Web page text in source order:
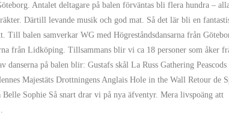
Antalet deltagare på balen förväntas bli flera hundra –
Därtill levande musik och god mat. Så det lär bli en
Till balen samverkar WG med Högreståndsdansarna från
från Lidköping. Tillsammans blir vi ca 18 personer som åker
danserna på balen blir: Gustafs skål La Russ Gathering Peascods
Majestäts Drottningens Anglais Hole in the Wall Retour de
Belle Sophie Så snart drar vi på nya äfventyr. Mera livspoäng att